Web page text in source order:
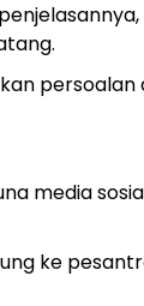
media
ke